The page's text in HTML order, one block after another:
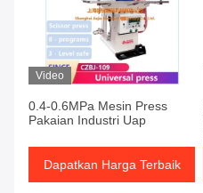
Video
0.4-0.6MPa Mesin Press
Pakaian Industri Uap
Dapatkan Harga Terbaik